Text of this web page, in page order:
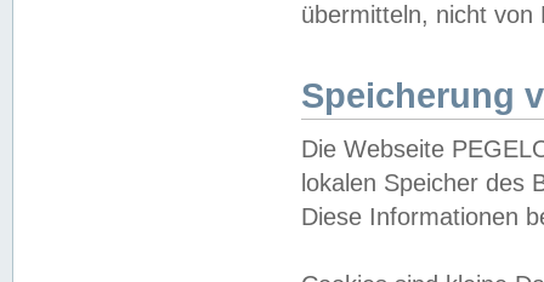
übermitteln, nicht von
Speicherung
Die Webseite
lokalen Speicher des
Diese Informationen